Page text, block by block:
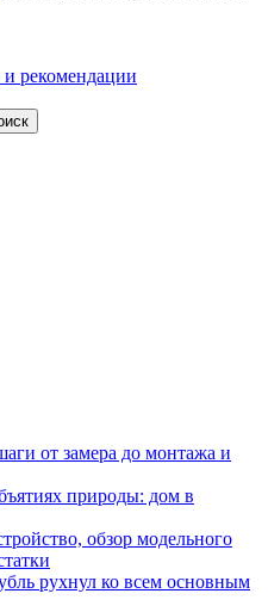
рекомендации
от замера до монтажа и
природы: дом в
обзор модельного
рухнул ко всем основным